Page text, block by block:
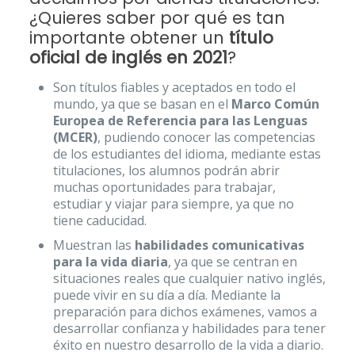
¿Quieres saber por qué es tan
importante obtener un título
oficial de inglés en 2021?
Son títulos fiables y aceptados en todo el
mundo, ya que se basan en el Marco Común
Europea de Referencia para las Lenguas
(MCER), pudiendo conocer las competencias
de los estudiantes del idioma, mediante estas
titulaciones, los alumnos podrán abrir
muchas oportunidades para trabajar,
estudiar y viajar para siempre, ya que no
tiene caducidad.
Muestran las habilidades comunicativas
para la vida diaria, ya que se centran en
situaciones reales que cualquier nativo inglés,
puede vivir en su día a día. Mediante la
preparación para dichos exámenes, vamos a
desarrollar confianza y habilidades para tener
éxito en nuestro desarrollo de la vida a diario.